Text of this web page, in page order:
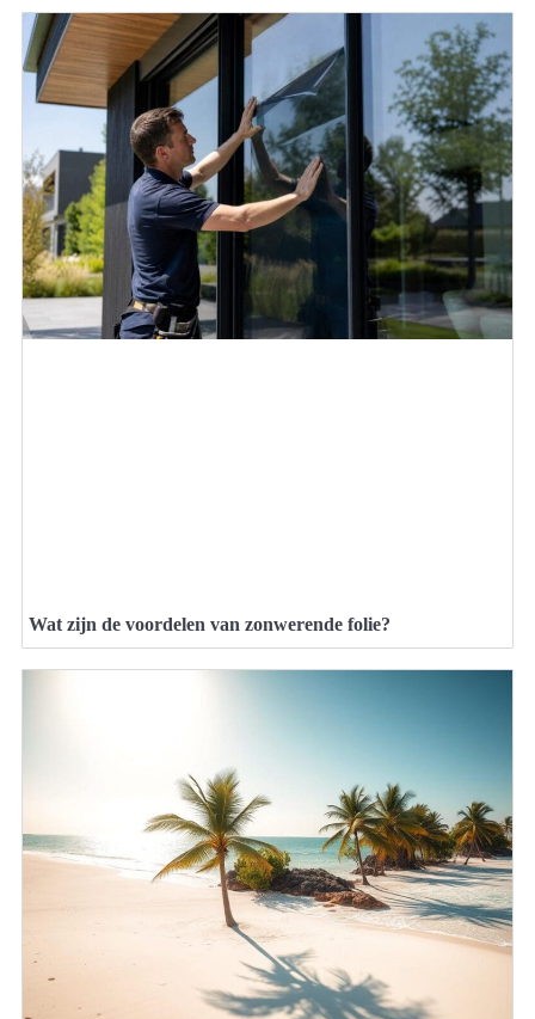
Wat zijn de voordelen van zonwerende folie?